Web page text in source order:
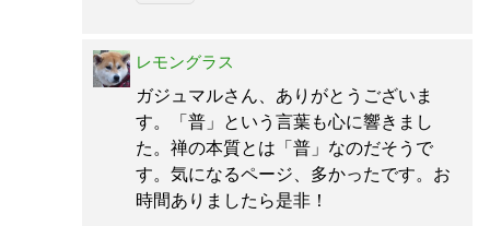
レモングラス
ガジュマルさん、ありがとうございま
す。「普」という言葉も心に響きまし
た。禅の本質とは「普」なのだそうで
す。気になるページ、多かったです。お
時間ありましたら是非！